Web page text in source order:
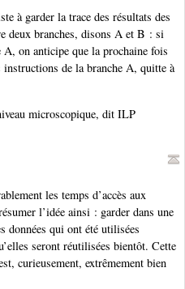
à garder la trace des résultats des
deux branches, disons A et B : si
on anticipe que la prochaine fois
instructions de la branche A, quitte à
microscopique, dit ILP
les temps d’accès aux
l’idée ainsi : garder dans une
données qui ont été utilisées
seront réutilisées bientôt. Cette
curieusement, extrêmement bien